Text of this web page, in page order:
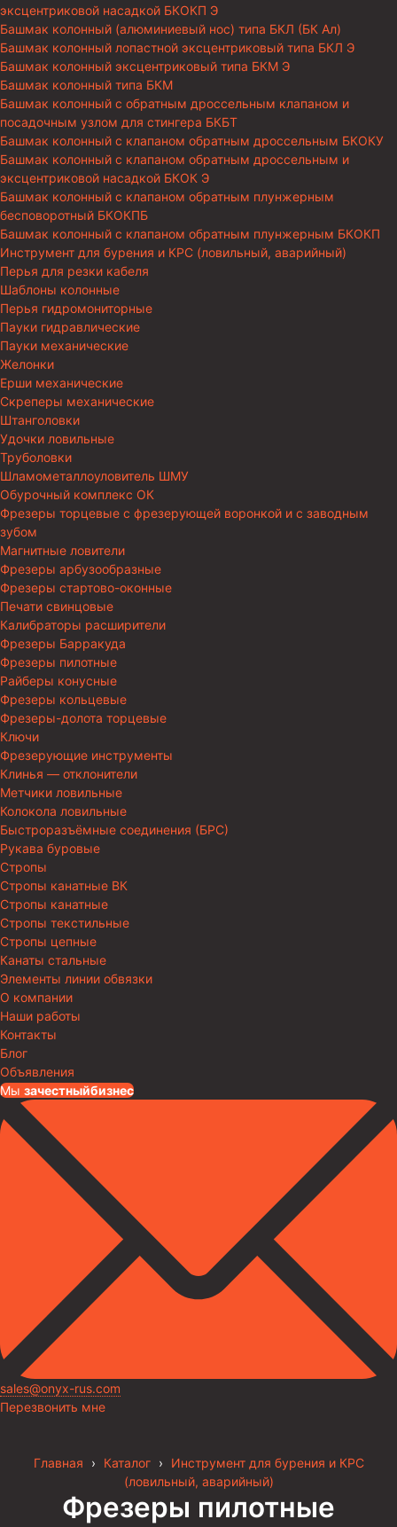
эксцентриковой насадкой БКОКП Э
Башмак колонный (алюминиевый нос) типа БКЛ (БК Ал)
Башмак колонный лопастной эксцентриковый типа БКЛ Э
Башмак колонный эксцентриковый типа БКМ Э
Башмак колонный типа БКМ
Башмак колонный с обратным дроссельным клапаном и
посадочным узлом для стингера БКБТ
Башмак колонный с клапаном обратным дроссельным БКОКУ
Башмак колонный с клапаном обратным дроссельным и
эксцентриковой насадкой БКОК Э
Башмак колонный с клапаном обратным плунжерным
бесповоротный БКОКПБ
Башмак колонный с клапаном обратным плунжерным БКОКП
Инструмент для бурения и КРС (ловильный, аварийный)
Перья для резки кабеля
Шаблоны колонные
Перья гидромониторные
Пауки гидравлические
Пауки механические
Желонки
Ерши механические
Скреперы механические
Штанголовки
Удочки ловильные
Труболовки
Шламометаллоуловитель ШМУ
Обурочный комплекс ОК
Фрезеры торцевые с фрезерующей воронкой и с заводным
зубом
Магнитные ловители
Фрезеры арбузообразные
Фрезеры стартово-оконные
Печати свинцовые
Калибраторы расширители
Фрезеры Барракуда
Фрезеры пилотные
Райберы конусные
Фрезеры кольцевые
Фрезеры-долота торцевые
Ключи
Фрезерующие инструменты
Клинья — отклонители
Метчики ловильные
Колокола ловильные
Быстроразъёмные соединения (БРС)
Рукава буровые
Стропы
Стропы канатные ВК
Стропы канатные
Стропы текстильные
Стропы цепные
Канаты стальные
Элементы линии обвязки
О компании
Наши работы
Контакты
Блог
Объявления
Мы зачестныйбизнес
sales@onyx-rus.com
Перезвонить мне
Главная › Каталог ›
Инструмент для бурения и КРС
(ловильный, аварийный)
Фрезеры пилотные